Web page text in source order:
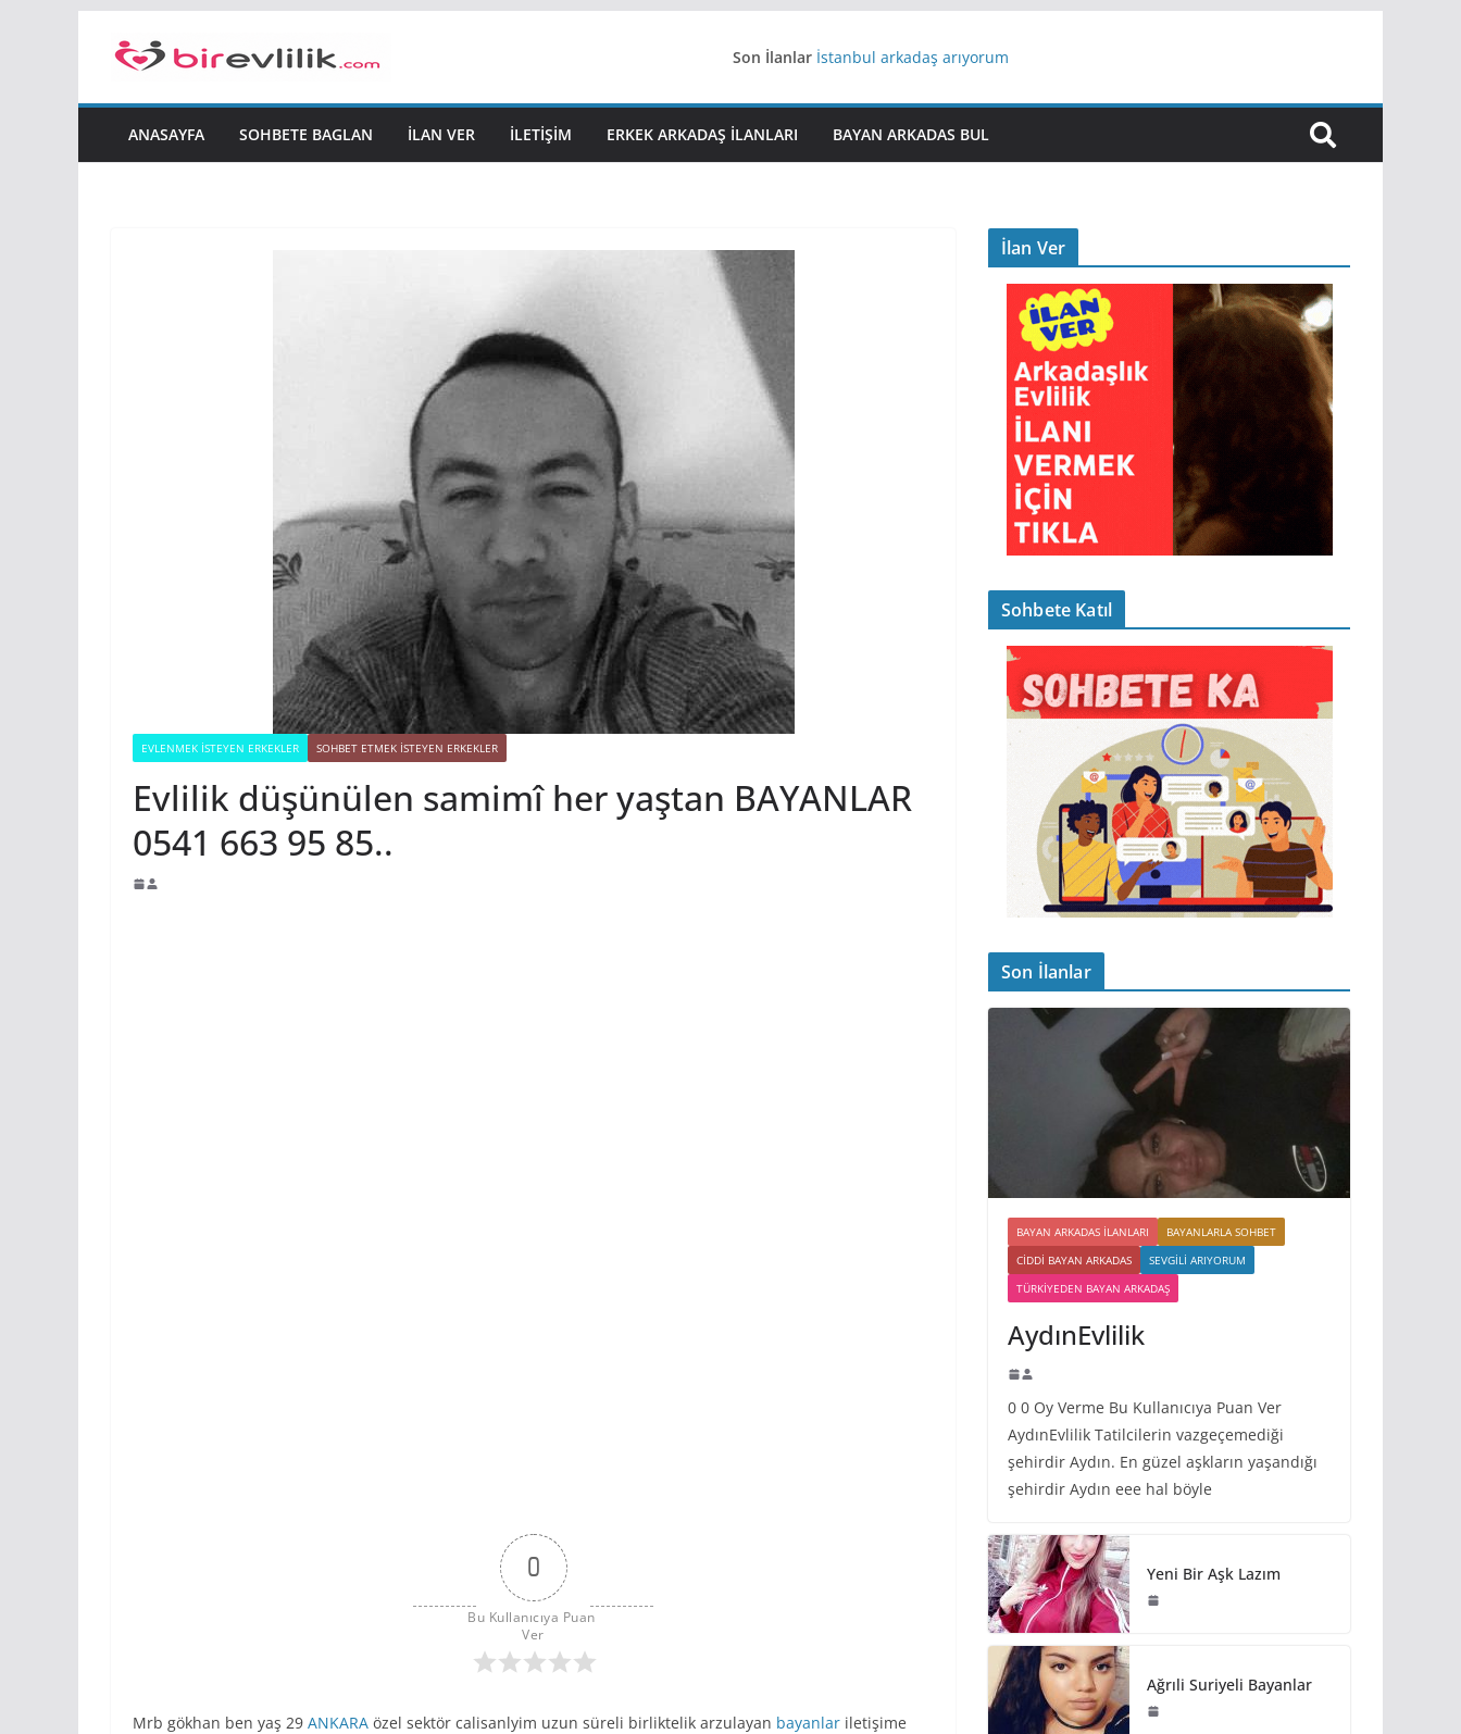
Son İlanlar İstanbul arkadaş arıyorum
Yeni Bir Aşk Lazım
iş arayanlara iş
ANASAYFA SOHBETE BAGLAN İLAN VER İLETIŞIM ERKEK ARKADAŞ ILANLARI BAYAN ARKADAS BUL
EVLENMEK İSTEYEN ERKEKLER SOHBET ETMEK İSTEYEN ERKEKLER
Evlilik düşünülen samimî her yaştan BAYANLAR
0541 663 95 85..
0
Bu Kullanıcıya Puan
Ver
Mrb gökhan ben yaş 29 ANKARA özel sektör calisanlyim uzun süreli birliktelik arzulayan bayanlar iletişime
İlan Ver
Sohbete Katıl
Son İlanlar
BAYAN ARKADAS ILANLARI
BAYANLARLA SOHBET
CIDDI BAYAN ARKADAS
SEVGILI ARIYORUM
TÜRKIYEDEN BAYAN ARKADAŞ
AydınEvlilik
0 0 Oy Verme Bu Kullanıcıya Puan Ver
AydınEvlilik Tatilcilerin vazgeçemediği
şehirdir Aydın. En güzel aşkların yaşandığı
şehirdir Aydın eee hal böyle
Yeni Bir Aşk Lazım
Ağrıli Suriyeli Bayanlar